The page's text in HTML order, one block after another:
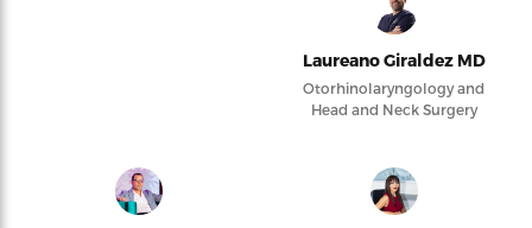
Laureano Giraldez MD
Otorhinolaryngology and
Head and Neck Surgery